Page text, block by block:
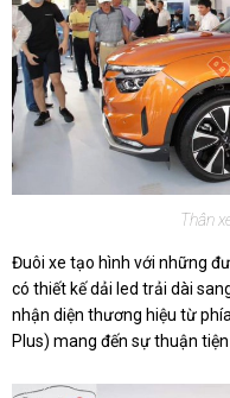
Thân
Đuôi xe tạo hình với những
có thiết kế dải led trải dài
nhận diện thương hiệu từ
Plus) mang đến sự thuận